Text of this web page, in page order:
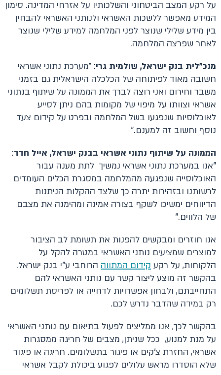
על רקע המצב הביטחוני והשלכותיו על אזרחי המדינה. סימון
המידע מאפשר ללשכות האשראי ולנותני האשראי להבחין
בין מידע שלילי שנוצר לפני המלחמה למידע שלילי שנוצר
לאחר שפרצה המלחמה.
מנכ״לית בנק ישראל, שולמית גרי: ״מערכת נתוני אשראי
חשובה מאוד לפיתוחה של הכלכלה הישראלית גם בזמני
משבר וחירום ואני רוצה לברך את הממונה על שיתוף בנתוני
אשראי וצוותו על מיפוי של מקומות בהם ניתן לסייע
לאוכלוסיות שנפגעו בשל המלחמה ובפרט על קידום צעד
נוסף וחשוב זה למענם."
הממונה על שיתוף נתוני אשראי בבנק ישראל, אייל חדד:
"אנו במערכת נתוני אשראי נמשיך לתת מענה עבור
האוכלוסייה שנפגעה מהמלחמה במסגרת הכלים העומדים
לרשותנו ובזהירות יתרה כך שלצד ההקלות הניתנות
הדיווחים ימשיכו לשקף בצורה אמינה ומהימנה את מצבם
של הלווים."
אנו חוזרים ומבקשים להפנות את תשומת לב הציבור
למוצרים שמציעים נותני האשראי במטרה להקל על
הלקוחות, על רקע קידום המתווה הרוחבי ע"י בנק ישראל.
בהקשר זה מוצע ליצור קשר עם נותני האשראי להם
התחייבתם, ולבחון אפשרויות לדחייה או לפריסת תשלומים
רק במידה שהדבר נדרש לכם.
בהקשר לכך, אנו ממליצים לפעול בתיאום עם נותני האשראי
על מנת למנוע, ככל שניתן, מצבים של חריגה ממסגרות
אשראי, החזרת צ'קים או פיגור בתשלומים. חריגה או פיגור
שלא הוסדרו מראש עלולים לפגוע ביכולת לקבל אשראי